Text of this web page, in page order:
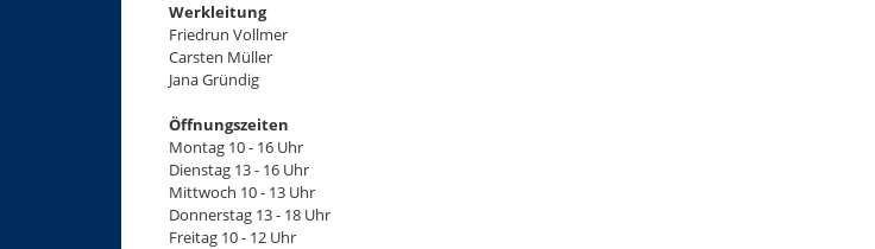
Werkleitung
Friedrun Vollmer
Carsten Müller
Jana Gründig
Öffnungszeiten
Montag 10 - 16 Uhr
Dienstag 13 - 16 Uhr
Mittwoch 10 - 13 Uhr
Donnerstag 13 - 18 Uhr
Freitag 10 - 12 Uhr